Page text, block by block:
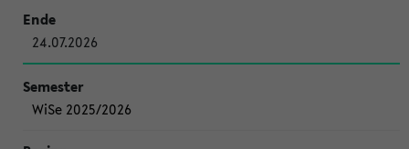
24.07.2026
WiSe 2025/2026